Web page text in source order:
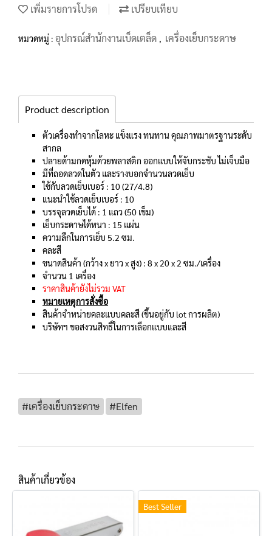
เพิ่มรายการโปรด เปรียบเทียบ
หมวดหมู่ : อุปกรณ์สำนักงานเบ็ดเตล็ด , เครื่องเย็บกระดาษ
Product description
ตัวเครื่องทำจากโลหะ แข็งแรง ทนทาน คุณภาพมาตรฐานระดับ
สากล
ปลายด้ามกดหุ้มด้วยพลาสติก ออกแบบให้จับกระชับ ไม่เจ็บมือ
มีที่ถอดลวดในตัว และรางบอกจำนวนลวดเย็บ
ใช้กับลวดเย็บเบอร์ : 10 (27/4.8)
แนะนำใช้ลวดเย็บเบอร์ : 10
บรรจุลวดเย็บได้ : 1 แถว (50 เข็ม)
เย็บกระดาษได้หนา : 15 แผ่น
ความลึกในการเย็บ 5.2 ซม.
คละสี
ขนาดสินค้า (กว้าง x ยาว x สูง) : 8 x 20 x 2 ซม./เครื่อง
จำนวน 1 เครื่อง
ราคาสินค้ายังไม่รวม VAT
หมายเหตุการสั่งซื้อ
สินค้าจำหน่ายคละแบบคละสี (ขึ้นอยู่กับ lot การผลิต)
บริษัทฯ ขอสงวนสิทธิ์ในการเลือกแบบและสี
#เครื่องเย็บกระดาษ #Elfen
สินค้าเกี่ยวข้อง
Best Seller